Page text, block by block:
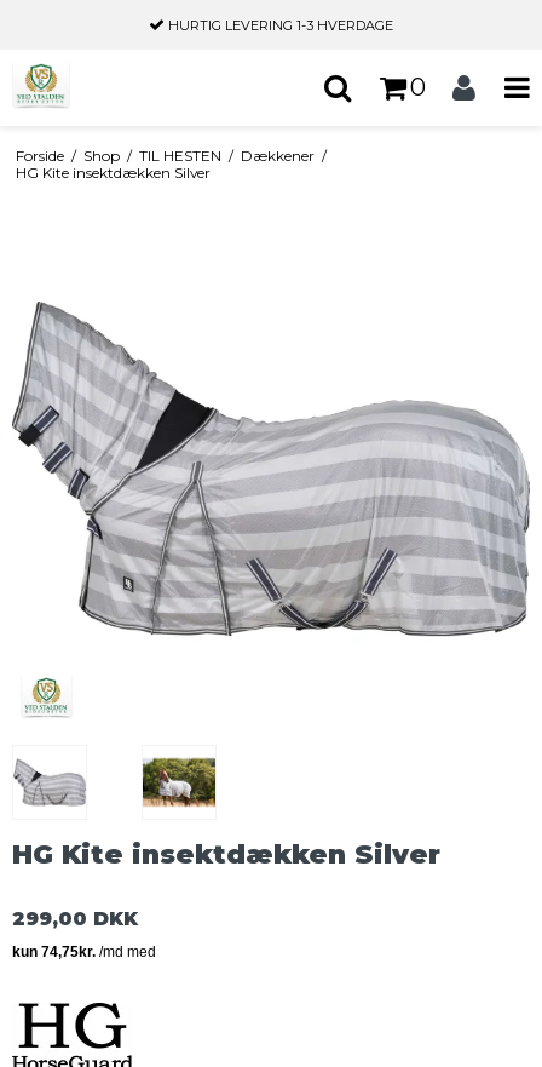
HURTIG LEVERING 1-3 HVERDAGE
0
Forside / Shop / TIL HESTEN / Dækkener /
HG Kite insektdækken Silver
HG Kite insektdækken Silver
299,00 DKK